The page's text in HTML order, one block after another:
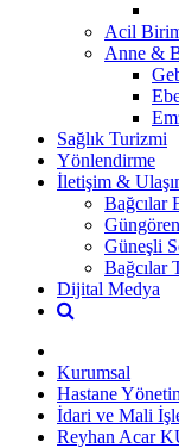
Acil
Anne &
Sağlık Turizmi
Yönlendirme
İletişim &
Bağcılar
Güneşli
Bağcılar
Dijital Medya
Kurumsal
Hastane
İdari ve Mali
Reyhan Acar